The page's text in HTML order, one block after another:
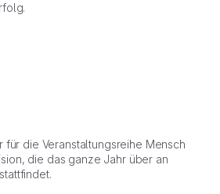
für die Veranstaltungsreihe Mensch
die das ganze Jahr über an